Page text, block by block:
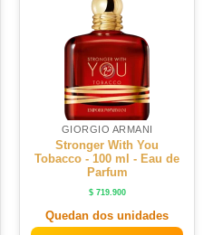
GIORGIO ARMANI
Stronger With You
Tobacco - 100 ml - Eau de
Parfum
$719.900
Quedan dos unidades